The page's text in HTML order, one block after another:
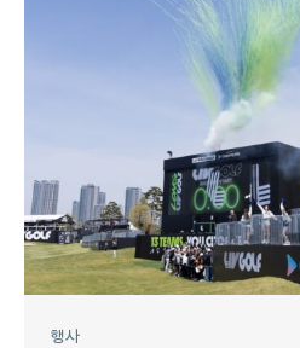
행사